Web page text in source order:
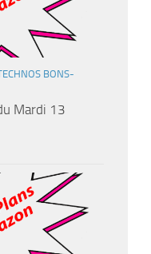
BONS-
Mardi 13